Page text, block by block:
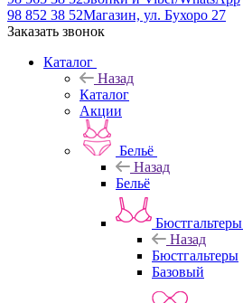
98 852 38 52Магазин, ул. Бухоро 27
Заказать звонок
Каталог
Назад
Каталог
Акции
Бельё
Назад
Бельё
Бюстгальтеры
Назад
Бюстгальтеры
Базовый